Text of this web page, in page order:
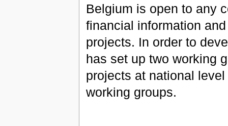
Belgium is open to any
financial information
projects. In order to
has set up two working
projects at national
working groups.